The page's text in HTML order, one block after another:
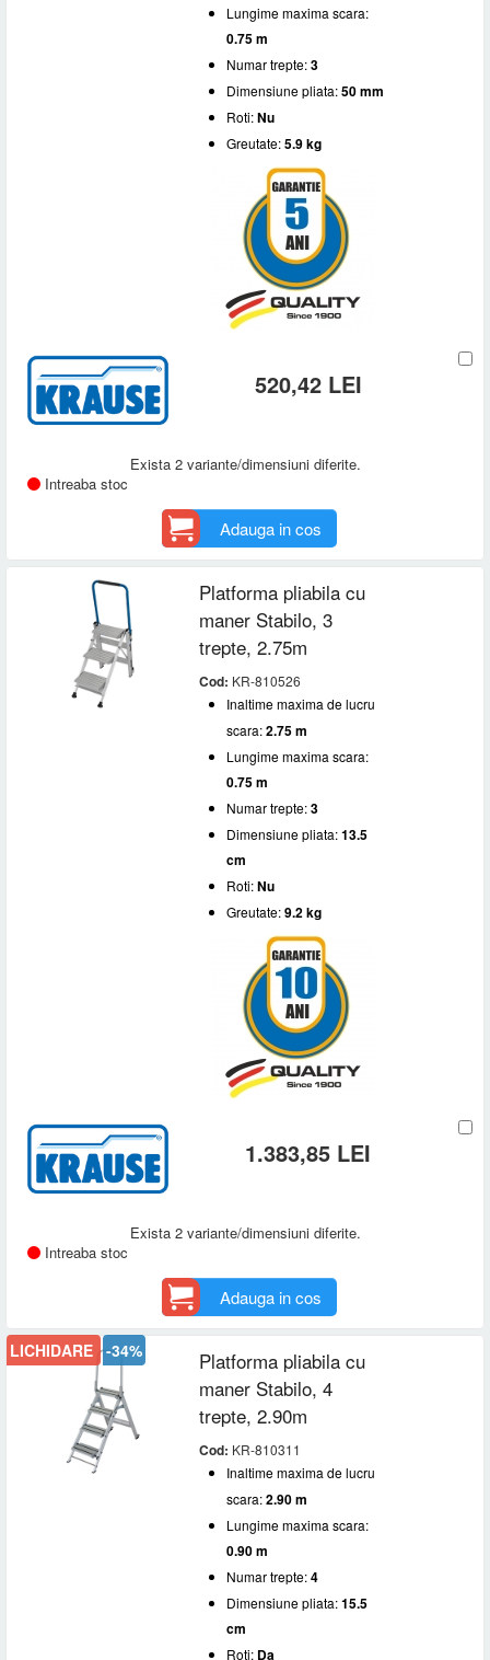
Lungime maxima scara:
0.75 m
Numar trepte:3
Dimensiune pliata:50 mm
Roti:Nu
Greutate:5.9 kg
520,42 LEI
Exista 2 variante/dimensiuni diferite.
Intreaba stoc
Adauga in cos
Platforma pliabila cu
maner Stabilo, 3
trepte, 2.75m
Cod: KR-810526
Inaltime maxima de lucru
scara:2.75 m
Lungime maxima scara:
0.75 m
Numar trepte:3
Dimensiune pliata:13.5
cm
Roti:Nu
Greutate:9.2 kg
1.383,85 LEI
Exista 2 variante/dimensiuni diferite.
Intreaba stoc
Adauga in cos
LICHIDARE -34%
Platforma pliabila cu
maner Stabilo, 4
trepte, 2.90m
Cod: KR-810311
Inaltime maxima de lucru
scara:2.90 m
Lungime maxima scara:
0.90 m
Numar trepte:4
Dimensiune pliata:15.5
cm
Roti: Da